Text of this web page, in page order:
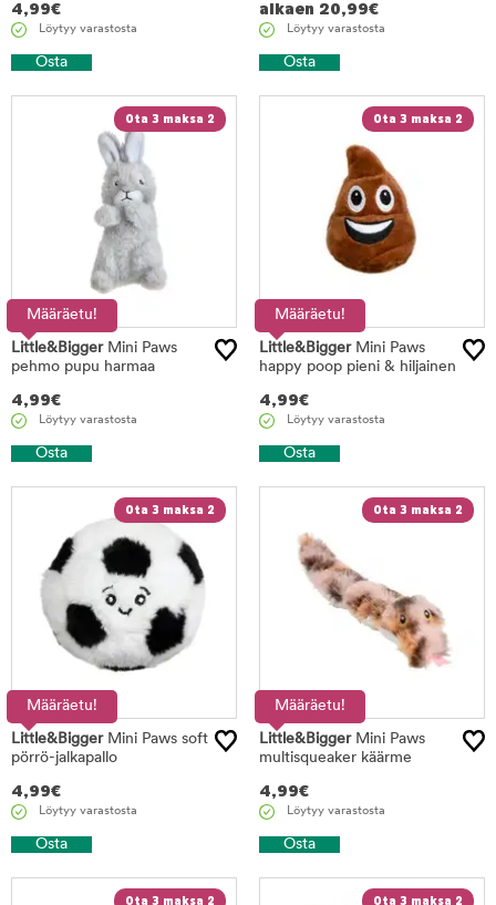
4,99€
Löytyy varastosta
Osta
alkaen 20,99€
Löytyy varastosta
Osta
Ota 3 maksa 2
Määräetu!
Little&BiggerMini Paws
pehmo pupu harmaa
4,99€
Löytyy varastosta
Osta
Ota 3 maksa 2
Määräetu!
Little&BiggerMini Paws
happy poop pieni & hiljainen
4,99€
Löytyy varastosta
Osta
Ota 3 maksa 2
Määräetu!
Little&BiggerMini Paws soft
pörrö-jalkapallo
4,99€
Löytyy varastosta
Osta
Ota 3 maksa 2
Määräetu!
Little&BiggerMini Paws
multisqueaker käärme
4,99€
Löytyy varastosta
Osta
Ota 3 maksa 2 Ota 3 maksa 2